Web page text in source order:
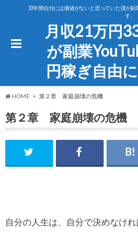
33年間自分には価値がないと思っていた僕が
す。
月収21万円
が副業
円稼ぎ自由
HOME 第２章 家庭崩壊の危機
第２章 家庭崩壊の危機
自分の人生は、自分で決めなけれ